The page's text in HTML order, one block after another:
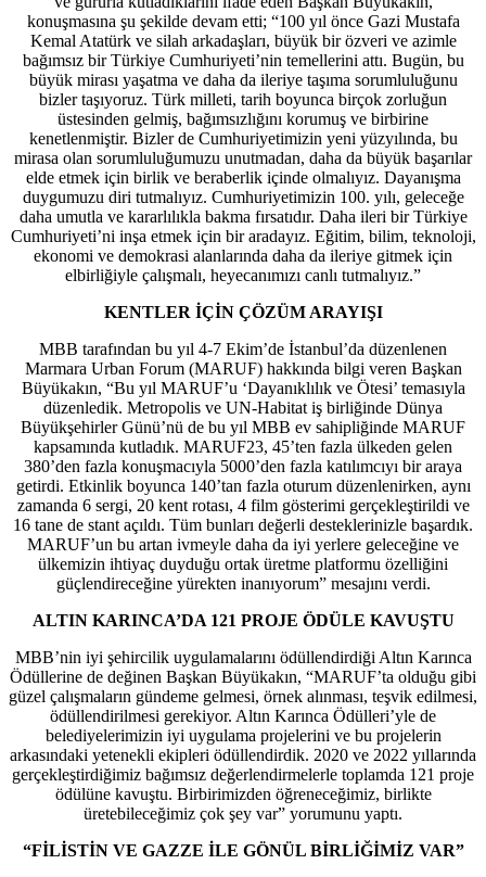
konuşmasına şu şekilde devam etti; “100 yıl önce Gazi Mustafa
Kemal Atatürk ve silah arkadaşları, büyük bir özveri ve azimle
bağımsız bir Türkiye Cumhuriyeti’nin temellerini attı. Bugün, bu
büyük mirası yaşatma ve daha da ileriye taşıma sorumluluğunu
bizler taşıyoruz. Türk milleti, tarih boyunca birçok zorluğun
üstesinden gelmiş, bağımsızlığını korumuş ve birbirine
kenetlenmiştir. Bizler de Cumhuriyetimizin yeni yüzyılında, bu
mirasa olan sorumluluğumuzu unutmadan, daha da büyük başarılar
elde etmek için birlik ve beraberlik içinde olmalıyız. Dayanışma
duygumuzu diri tutmalıyız. Cumhuriyetimizin 100. yılı, geleceğe
daha umutla ve kararlılıkla bakma fırsatıdır. Daha ileri bir Türkiye
Cumhuriyeti’ni inşa etmek için bir aradayız. Eğitim, bilim, teknoloji,
ekonomi ve demokrasi alanlarında daha da ileriye gitmek için
elbirliğiyle çalışmalı, heyecanımızı canlı tutmalıyız.”
KENTLER İÇİN ÇÖZÜM ARAYIŞI
MBB tarafından bu yıl 4-7 Ekim’de İstanbul’da düzenlenen
Marmara Urban Forum (MARUF) hakkında bilgi veren Başkan
Büyükakın, “Bu yıl MARUF’u ‘Dayanıklılık ve Ötesi’ temasıyla
düzenledik. Metropolis ve UN-Habitat iş birliğinde Dünya
Büyükşehirler Günü’nü de bu yıl MBB ev sahipliğinde MARUF
kapsamında kutladık. MARUF23, 45’ten fazla ülkeden gelen
380’den fazla konuşmacıyla 5000’den fazla katılımcıyı bir araya
getirdi. Etkinlik boyunca 140’tan fazla oturum düzenlenirken, aynı
zamanda 6 sergi, 20 kent rotası, 4 film gösterimi gerçekleştirildi ve
16 tane de stant açıldı. Tüm bunları değerli desteklerinizle başardık.
MARUF’un bu artan ivmeyle daha da iyi yerlere geleceğine ve
ülkemizin ihtiyaç duyduğu ortak üretme platformu özelliğini
güçlendireceğine yürekten inanıyorum” mesajını verdi.
ALTIN KARINCA’DA 121 PROJE ÖDÜLE KAVUŞTU
MBB’nin iyi şehircilik uygulamalarını ödüllendirdiği Altın Karınca
Ödüllerine de değinen Başkan Büyükakın, “MARUF’ta olduğu gibi
güzel çalışmaların gündeme gelmesi, örnek alınması, teşvik edilmesi,
ödüllendirilmesi gerekiyor. Altın Karınca Ödülleri’yle de
belediyelerimizin iyi uygulama projelerini ve bu projelerin
arkasındaki yetenekli ekipleri ödüllendirdik. 2020 ve 2022 yıllarında
gerçekleştirdiğimiz bağımsız değerlendirmelerle toplamda 121 proje
ödülüne kavuştu. Birbirimizden öğreneceğimiz, birlikte
üretebileceğimiz çok şey var” yorumunu yaptı.
“FİLİSTİN VE GAZZE İLE GÖNÜL BİRLİĞİMİZ VAR”